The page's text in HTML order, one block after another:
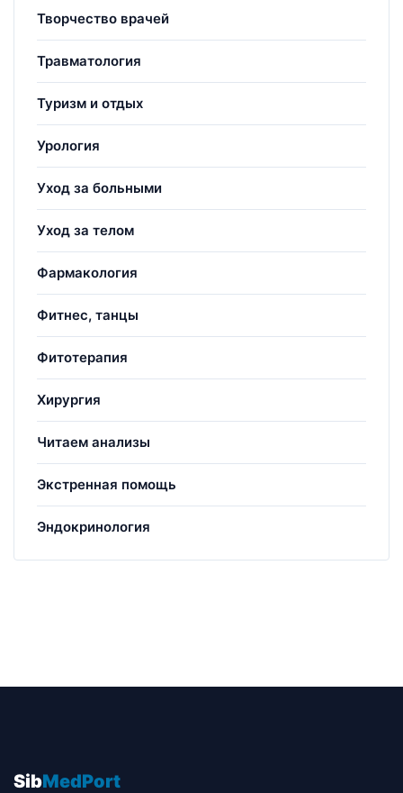
Творчество врачей
Травматология
Туризм и отдых
Урология
Уход за больными
Уход за телом
Фармакология
Фитнес, танцы
Фитотерапия
Хирургия
Читаем анализы
Экстренная помощь
Эндокринология
SibMedPort